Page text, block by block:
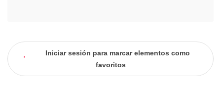
Iniciar sesión para marcar elementos como
favoritos